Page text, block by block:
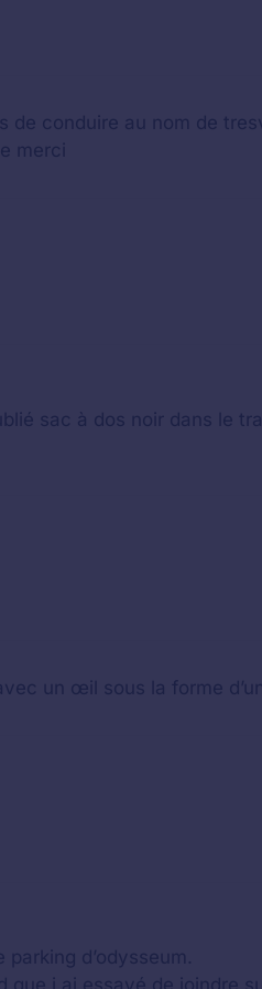
de conduire au nom de
merci
sac à dos noir dans le
un œil sous la forme
d’odysseum.
j ai essayé de joindre